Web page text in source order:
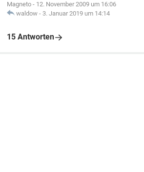
Magneto - 12. November 2009 um 16:06
waldow - 3. Januar 2019 um 14:14
15 Antworten